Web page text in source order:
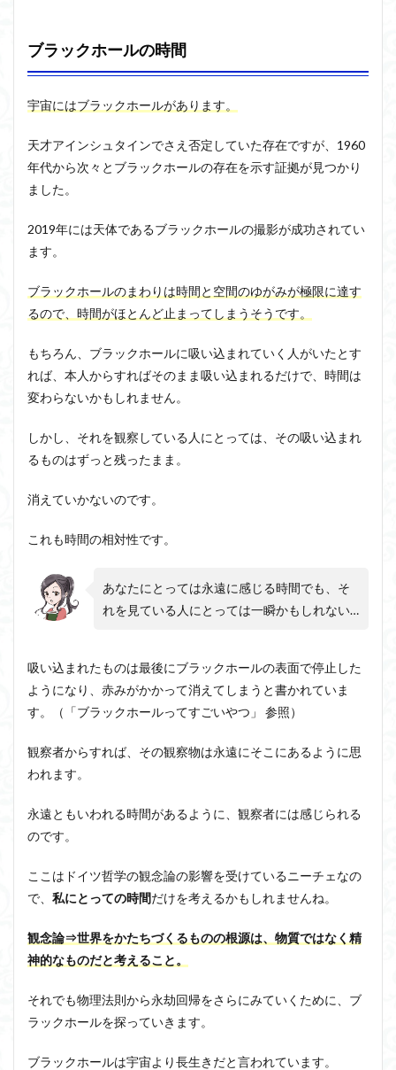
ブラックホールの時間
宇宙にはブラックホールがあります。
天才アインシュタインでさえ否定していた存在ですが、1960
年代から次々とブラックホールの存在を示す証拠が見つかり
ました。
2019年には天体であるブラックホールの撮影が成功されてい
ます。
ブラックホールのまわりは時間と空間のゆがみが極限に達す
るので、時間がほとんど止まってしまうそうです。
もちろん、ブラックホールに吸い込まれていく人がいたとす
れば、本人からすればそのまま吸い込まれるだけで、時間は
変わらないかもしれません。
しかし、それを観察している人にとっては、その吸い込まれ
るものはずっと残ったまま。
消えていかないのです。
これも時間の相対性です。
あなたにとっては永遠に感じる時間でも、そ
れを見ている人にとっては一瞬かもしれない…
吸い込まれたものは最後にブラックホールの表面で停止した
ようになり、赤みがかかって消えてしまうと書かれていま
す。（「ブラックホールってすごいやつ」 参照）
観察者からすれば、その観察物は永遠にそこにあるように思
われます。
永遠ともいわれる時間があるように、観察者には感じられる
のです。
ここはドイツ哲学の観念論の影響を受けているニーチェなの
で、 私にとっての時間だけを考えるかもしれませんね。
観念論⇒世界をかたちづくるものの根源は、物質ではなく精
神的なものだと考えること。
それでも物理法則から永劫回帰をさらにみていくために、ブ
ラックホールを探っていきます。
ブラックホールは宇宙より長生きだと言われています。